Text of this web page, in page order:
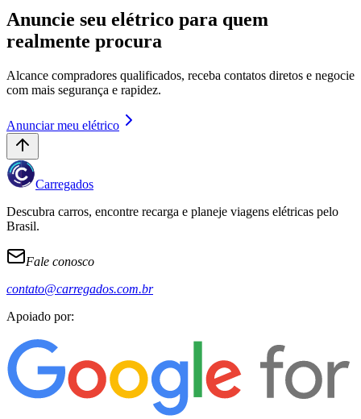
Anuncie seu elétrico para quem
realmente procura
Alcance compradores qualificados, receba contatos diretos e negocie
com mais segurança e rapidez.
Anunciar meu elétrico
Carregados
Descubra carros, encontre recarga e planeje viagens elétricas pelo
Brasil.
Fale conosco
contato@carregados.com.br
Apoiado por: